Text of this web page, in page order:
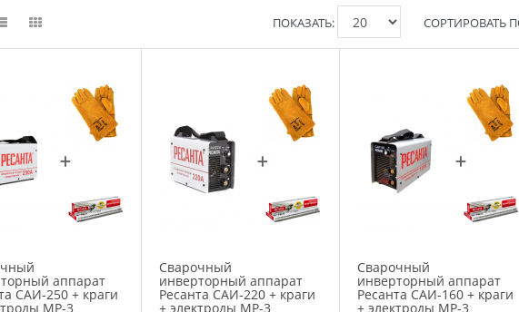
СОРТИРОВАТЬ
ПОКАЗАТЬ:
аппарат
САИ-250 + краги
МР-3
Сварочный
инверторный аппарат
Ресанта САИ-220 + краги
+ электроды МР-3
Сварочный
инверторный аппарат
Ресанта САИ-160 + краги
+ электроды МР-3